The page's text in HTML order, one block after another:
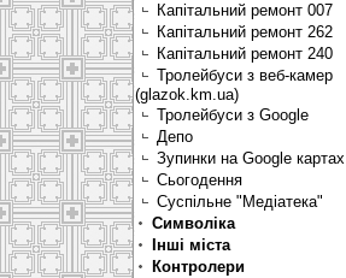
Капітальний ремонт 007
Капітальний ремонт 262
Капітальний ремонт 240
Тролейбуси з веб-камер
(glazok.km.ua)
Тролейбуси з Google
Депо
Зупинки на Google картах
Сьогодення
Суспільне "Медіатека"
Символіка
Інші міста
Контролери